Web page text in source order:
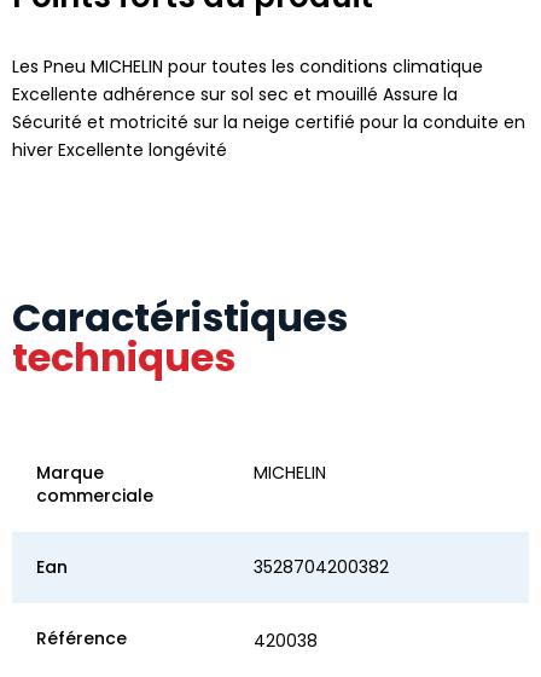
Les Pneu MICHELIN pour toutes les conditions climatique
Excellente adhérence sur sol sec et mouillé Assure la
Sécurité et motricité sur la neige certifié pour la conduite en
hiver Excellente longévité
Caractéristiques
techniques
Marque
commerciale
MICHELIN
Ean 3528704200382
Référence 420038